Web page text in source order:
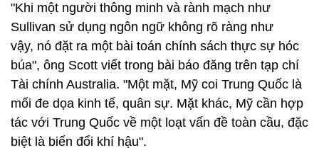
"Khi một người thông minh và rành mạch như
Sullivan sử dụng ngôn ngữ không rõ ràng như
vậy, nó đặt ra một bài toán chính sách thực sự hóc
búa", ông Scott viết trong bài báo đăng trên tạp chí
Tài chính Australia. "Một mặt, Mỹ coi Trung Quốc là
mối đe dọa kinh tế, quân sự. Mặt khác, Mỹ cần hợp
tác với Trung Quốc về một loạt vấn đề toàn cầu, đặc
biệt là biến đổi khí hậu".